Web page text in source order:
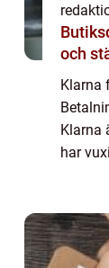
och
Klarna
Klarna
har